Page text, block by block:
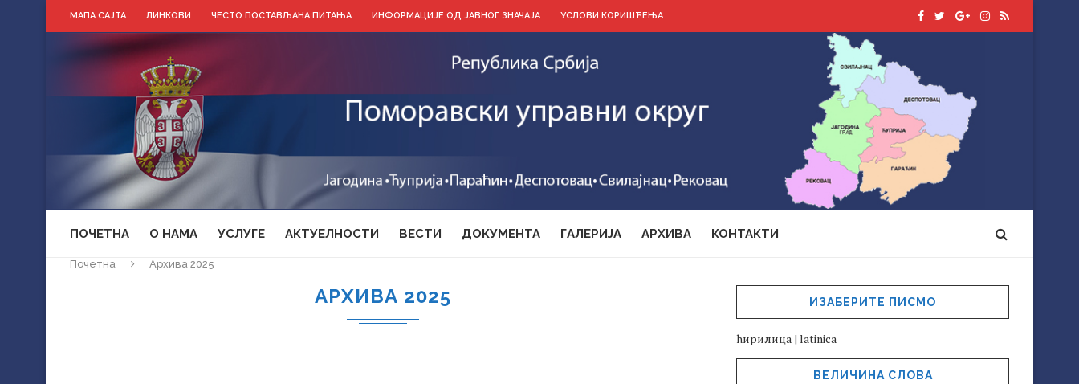
МАПА САЈТА ЛИНКОВИ ЧЕСТО ПОСТАВЉАНА ПИТАЊА ИНФОРМАЦИЈЕ ОД ЈАВНОГ ЗНАЧАЈА УСЛОВИ КОРИШЋЕЊА
ПОЧЕТНА О НАМА УСЛУГЕ АКТУЕЛНОСТИ ВЕСТИ ДОКУМЕНТА ГАЛЕРИЈА АРХИВА КОНТАКТИ
Почетна Архива 2025
АРХИВА 2025 ИЗАБЕРИТЕ ПИСМО
ћирилица | latinica
ВЕЛИЧИНА СЛОВА